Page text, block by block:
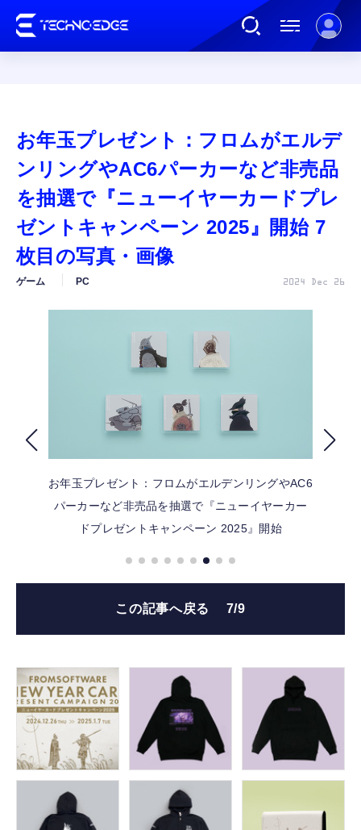
AI
ガジェット
ゲーム
カルチャー
公式ストア
FOLLOW US
お年玉プレゼント：フロムがエルデ
ンリングやAC6パーカーなど非売品
を抽選で『ニューイヤーカードプレ
ゼントキャンペーン 2025』開始 7
枚目の写真・画像
ゲーム PC 2024 Dec 26
お年玉プレゼント：フロムがエルデンリングやAC6
パーカーなど非売品を抽選で『ニューイヤーカー
ドプレゼントキャンペーン 2025』開始
この記事へ戻る 7/9